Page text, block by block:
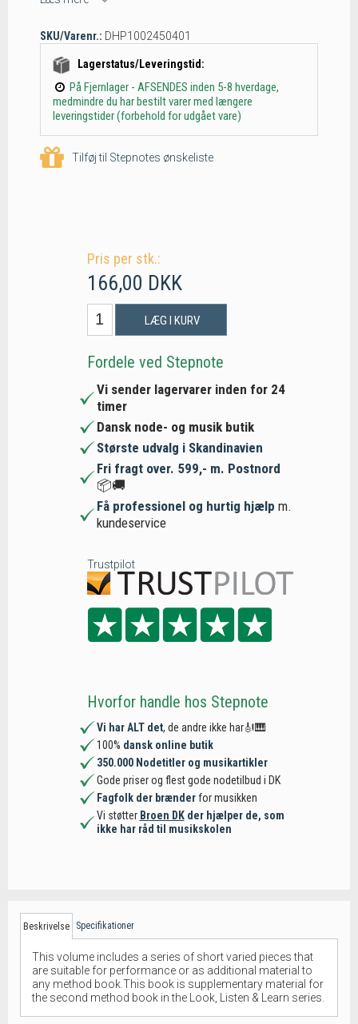
SKU/Varenr.: DHP1002450401
Lagerstatus/Leveringstid:
På Fjernlager - AFSENDES inden 5-8 hverdage,
medmindre du har bestilt varer med længere
leveringstider (forbehold for udgået vare)
Tilføj til Stepnotes ønskeliste
Pris per stk.:
166,00 DKK
LÆG I KURV
Fordele ved Stepnote
Vi sender lagervarer inden for 24
timer
Dansk node- og musik butik
Største udvalg i Skandinavien
Fri fragt over. 599,- m. Postnord
📦🚚
Få professionel og hurtig hjælp m.
kundeservice
Trustpilot
Hvorfor handle hos Stepnote
Vi har ALT det, de andre ikke har🎻🎹
100% dansk online butik
350.000 Nodetitler og musikartikler
Gode priser og flest gode nodetilbud i DK
Fagfolk der brænderfor musikken
Vi støtter Broen DKder hjælper de, som
ikke har råd til musikskolen
Beskrivelse Specifikationer
This volume includes a series of short varied pieces that
are suitable for performance or as additional material to
any method book.This book is supplementary material for
the second method book in the Look, Listen & Learn series.